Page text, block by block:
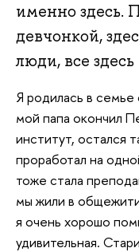
именно здесь.
девчонкой,
люди, все
Я родилась в семье
мой папа окончил
институт, остался
проработал на
тоже стала
мы жили в
я очень хорошо
удивительная.